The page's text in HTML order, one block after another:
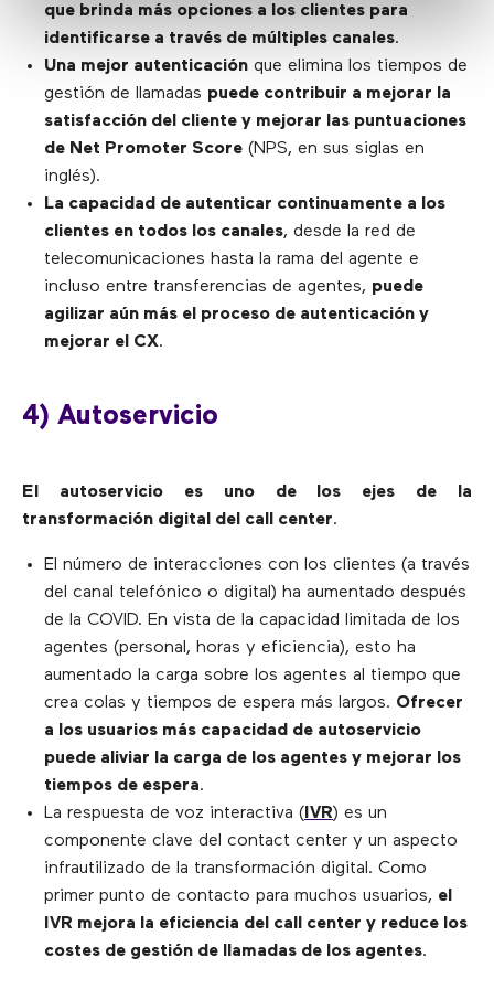
que brinda más opciones a los clientes para
identificarse a través de múltiples canales.
Una mejor autenticación que elimina los tiempos de
gestión de llamadas puede contribuir a mejorar la
satisfacción del cliente y mejorar las puntuaciones
de Net Promoter Score (NPS, en sus siglas en
inglés).
La capacidad de autenticar continuamente a los
clientes en todos los canales, desde la red de
telecomunicaciones hasta la rama del agente e
incluso entre transferencias de agentes, puede
agilizar aún más el proceso de autenticación y
mejorar el CX.
4) Autoservicio
El autoservicio es uno de los ejes de la
transformación digital del call center.
El número de interacciones con los clientes (a través
del canal telefónico o digital) ha aumentado después
de la COVID. En vista de la capacidad limitada de los
agentes (personal, horas y eficiencia), esto ha
aumentado la carga sobre los agentes al tiempo que
crea colas y tiempos de espera más largos. Ofrecer
a los usuarios más capacidad de autoservicio
puede aliviar la carga de los agentes y mejorar los
tiempos de espera.
La respuesta de voz interactiva ( IVR) es un
componente clave del contact center y un aspecto
infrautilizado de la transformación digital. Como
primer punto de contacto para muchos usuarios, el
IVR mejora la eficiencia del call center y reduce los
costes de gestión de llamadas de los agentes.